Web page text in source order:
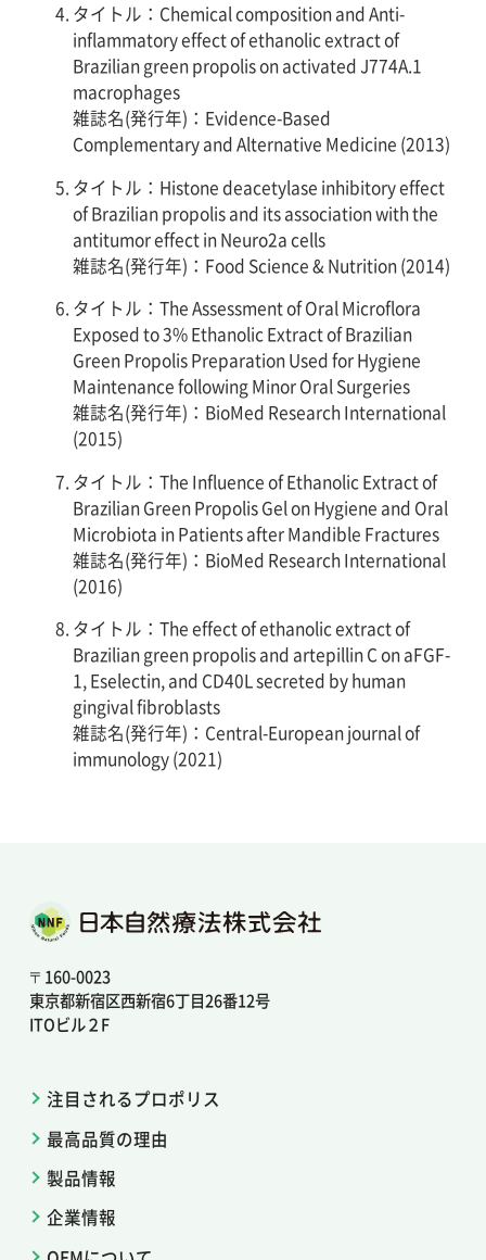
タイトル：Chemical composition and Anti-
inflammatory effect of ethanolic extract of
Brazilian green propolis on activated J774A.1
macrophages
雑誌名(発行年)：Evidence-Based
Complementary and Alternative Medicine (2013)
タイトル：Histone deacetylase inhibitory effect
of Brazilian propolis and its association with the
antitumor effect in Neuro2a cells
雑誌名(発行年)：Food Science & Nutrition (2014)
タイトル：The Assessment of Oral Microflora
Exposed to 3% Ethanolic Extract of Brazilian
Green Propolis Preparation Used for Hygiene
Maintenance following Minor Oral Surgeries
雑誌名(発行年)：BioMed Research International
(2015)
タイトル：The Influence of Ethanolic Extract of
Brazilian Green Propolis Gel on Hygiene and Oral
Microbiota in Patients after Mandible Fractures
雑誌名(発行年)：BioMed Research International
(2016)
タイトル：The effect of ethanolic extract of
Brazilian green propolis and artepillin C on aFGF-
1, Eselectin, and CD40L secreted by human
gingival fibroblasts
雑誌名(発行年)：Central-European journal of
immunology (2021)
〒160-0023
東京都新宿区西新宿6丁目26番12号
ITOビル２F
注目されるプロポリス
最高品質の理由
製品情報
企業情報